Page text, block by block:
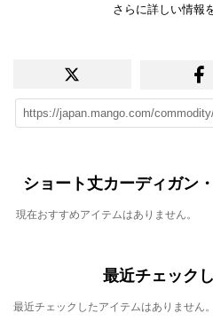
さらに詳しい情報
ショート丈カーディガン
現在おすすめアイテムはありません。
最近チェック
最近チェックしたアイテムはありません。